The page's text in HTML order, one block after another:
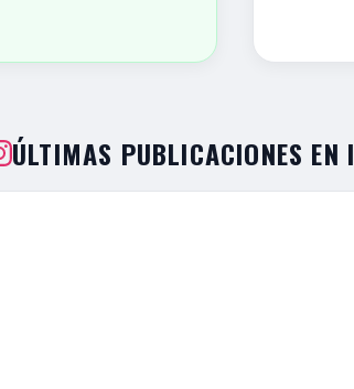
ÚLTIMAS PUBLICACIONES EN